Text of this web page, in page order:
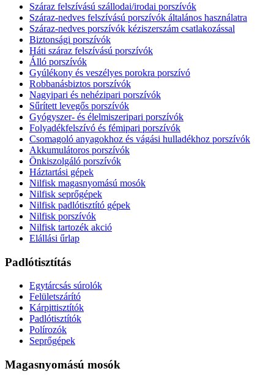
Száraz felszívású szállodai/irodai porszívók
Száraz-nedves felszívású porszívók általános használatra
Száraz-nedves porszívók kéziszerszám csatlakozással
Biztonsági porszívók
Háti száraz felszívású porszívók
Álló porszívók
Gyúlékony és veszélyes porokra porszívó
Robbanásbiztos porszívók
Nagyipari és nehézipari porszívók
Sűrített levegős porszívók
Gyógyszer- és élelmiszeripari porszívók
Folyadékfelszívó és fémipari porszívók
Csomagoló anyagokhoz és vágási hulladékhoz porszívók
Akkumulátoros porszívók
Önkiszolgáló porszívók
Háztartási gépek
Nilfisk magasnyomású mosók
Nilfisk seprőgépek
Nilfisk padlótisztító gépek
Nilfisk porszívók
Nilfisk tartozék akció
Elállási űrlap
Padlótisztítás
Egytárcsás súrolók
Felületszárító
Kárpittisztítók
Padlótisztítók
Polírozók
Seprőgépek
Magasnyomású mosók